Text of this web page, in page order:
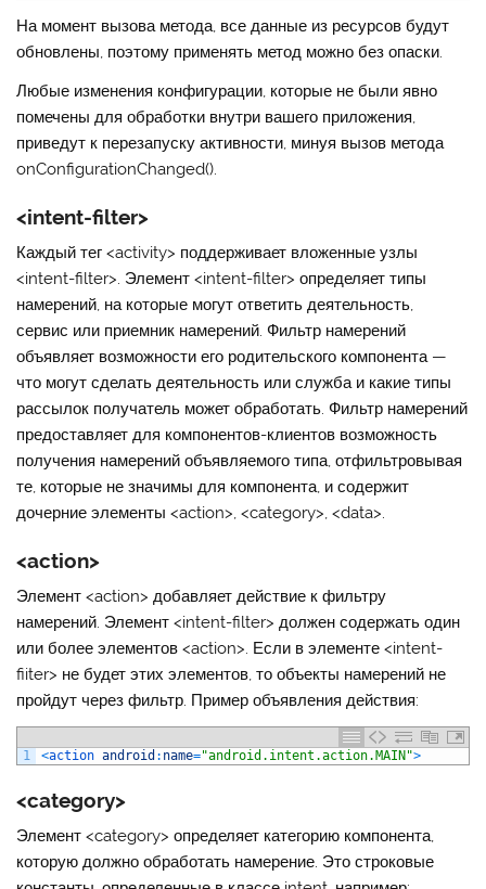
На момент вызова метода, все данные из ресурсов будут
обновлены, поэтому применять метод можно без опаски.
Любые изменения конфигурации, которые не были явно
помечены для обработки внутри вашего приложения,
приведут к перезапуску активности, минуя вызов метода
onConfigurationChanged().
<intent-filter>
Каждый тег<activity> поддерживает вложенные узлы
<intent-filter>. Элемент<intent-filter> определяет типы
намерений, на которые могут ответить деятельность,
сервис или приемник намерений. Фильтр намерений
объявляет возможности его родительского компонента —
что могут сделать деятельность или служба и какие типы
рассылок получатель может обработать. Фильтр намерений
предоставляет для компонентов-клиентов возможность
получения намерений объявляемого типа, отфильтровывая
те, которые не значимы для компонента, и содержит
дочерние элементы <action>, <category>, <data>.
<action>
Элемент<action> добавляет действие к фильтру
намерений. Элемент <intent-filter> должен содержать один
или более элементов <action>. Если в элементе <intent-
fiiter> не будет этих элементов, то объекты намерений не
пройдут через фильтр. Пример объявления действия:
1 <action android : name="android.intent.action.MAIN">
<category>
Элемент<category> определяет категорию компонента,
которую должно обработать намерение. Это строковые